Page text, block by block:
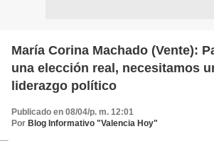
María Corina Machado (Vente):
una elección real, necesitamos
liderazgo político
Publicado en 08/04/p. m. 12:01
Por Blog Informativo "Valencia Hoy"